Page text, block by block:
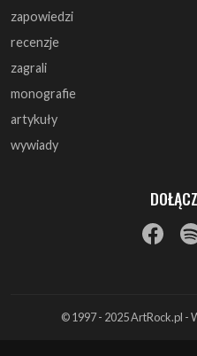
zapowiedzi
recenzje
zagrali
monografie
artykuły
wywiady
© 1997 - 2025 ArtRock.pl -